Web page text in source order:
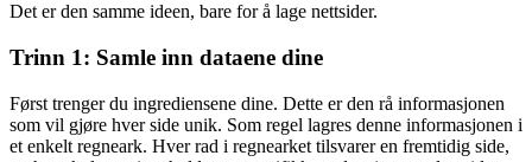
Det er den samme ideen, bare for å lage nettsider.
Trinn 1: Samle inn dataene dine
Først trenger du ingrediensene dine. Dette er den rå informasjonen
som vil gjøre hver side unik. Som regel lagres denne informasjonen i
et enkelt regneark. Hver rad i regnearket tilsvarer en fremtidig side,